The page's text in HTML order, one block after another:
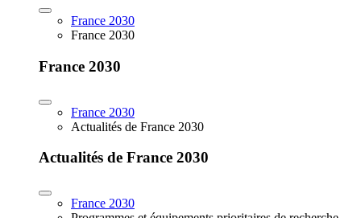
France 2030
France 2030
France 2030
France 2030
Actualités de France 2030
Actualités de France 2030
France 2030